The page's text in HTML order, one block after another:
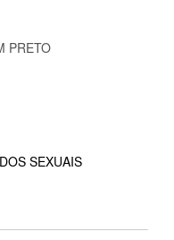
PRETO
SEXUAIS